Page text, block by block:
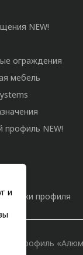
и
NEW!
ограждения
мебель
NEW!
профиля
профиль